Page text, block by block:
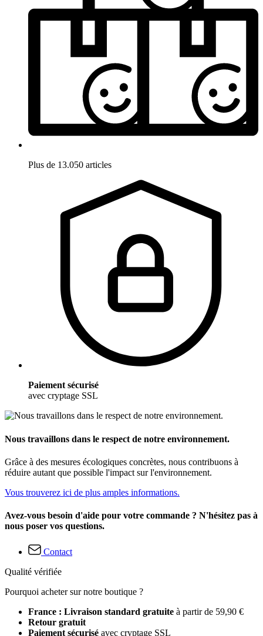
Plus de 13.050 articles
Paiement sécurisé
avec cryptage SSL
Nous travaillons dans le respect de notre environnement.
Grâce à des mesures écologiques concrètes, nous contribuons à
réduire autant que possible l'impact sur l'environnement.
Vous trouverez ici de plus amples informations.
Avez-vous besoin d'aide pour votre commande ? N'hésitez pas à
nous poser vos questions.
Contact
Qualité vérifiée
Pourquoi acheter sur notre boutique ?
France : Livraison standard gratuite à partir de 59,90 €
Retour gratuit
Paiement sécurisé avec cryptage SSL